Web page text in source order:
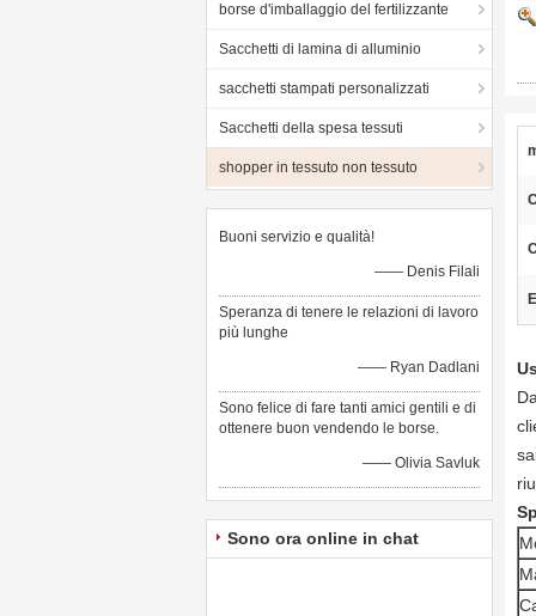
borse d'imballaggio del fertilizzante
Sacchetti di lamina di alluminio
sacchetti stampati personalizzati
Sacchetti della spesa tessuti
shopper in tessuto non tessuto
Buoni servizio e qualità!
—— Denis Filali
Speranza di tenere le relazioni di lavoro
più lunghe
—— Ryan Dadlani
Sono felice di fare tanti amici gentili e di
ottenere buon vendendo le borse.
—— Olivia Savluk
Sono ora online in chat